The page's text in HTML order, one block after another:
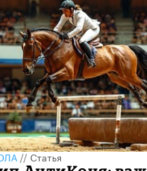
//Статья